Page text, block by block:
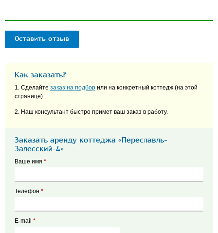
Оставить отзыв
Как заказать?
1. Сделайте заказ на подбор или на конкретный коттедж (на этой
странице).
2. Наш консультант быстро примет ваш заказ в работу.
Заказать аренду коттеджа «Переславль-
Залесский-4»
Ваше имя *
Телефон *
E-mail *